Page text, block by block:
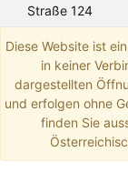
Straße 124
Diese Website ist
in keiner
dargestellten
und erfolgen ohne
finden Sie